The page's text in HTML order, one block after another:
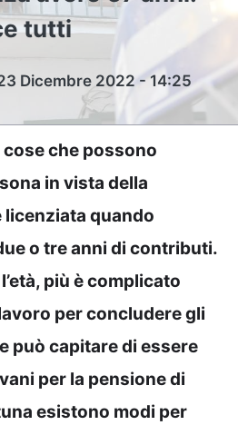
tutti
Dicembre 2022 - 14:25
che possono
in vista della
licenziata quando
o tre anni di contributi.
più è complicato
per concludere gli
può capitare di essere
per la pensione di
esistono modi per